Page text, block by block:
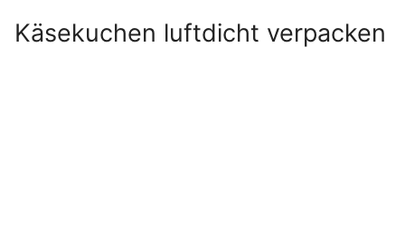
Käsekuchen luftdicht verpacken